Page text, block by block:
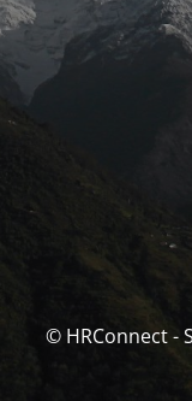
© HRConnect -